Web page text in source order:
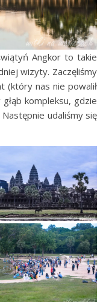
Angkor to takie
wizyty. Zaczęliśmy
(który nas nie powalił
kompleksu, gdzie
udaliśmy się